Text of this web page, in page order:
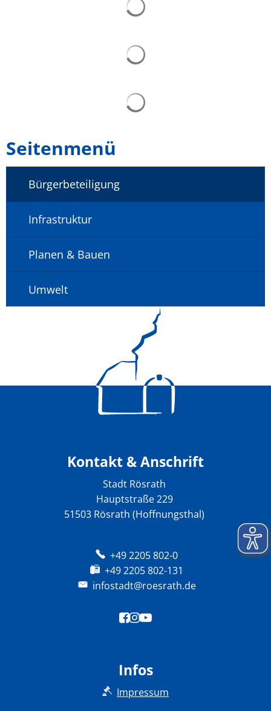
Seitenmenü
Bürgerbeteiligung
Infrastruktur
Planen & Bauen
Umwelt
Kontakt & Anschrift
Stadt Rösrath
Hauptstraße 229
51503 Rösrath (Hoffnungsthal)
+49 2205 802-0
+49 2205 802-131
infostadt@roesrath.de
Infos
Impressum